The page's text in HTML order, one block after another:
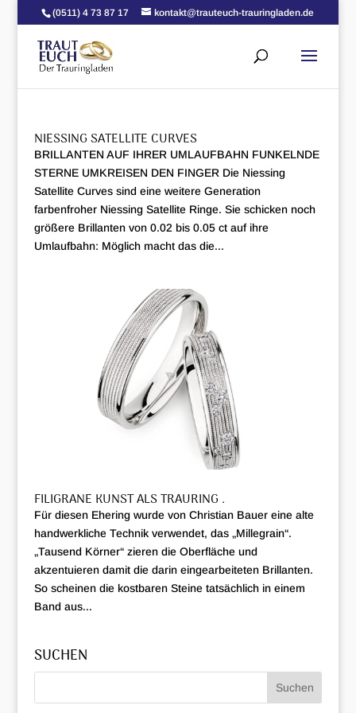
(0511) 4 73 87 17 kontakt@trauteuch-trauringladen.de
NIESSING SATELLITE CURVES
BRILLANTEN AUF IHRER UMLAUFBAHN FUNKELNDE
STERNE UMKREISEN DEN FINGER Die Niessing
Satellite Curves sind eine weitere Generation
farbenfroher Niessing Satellite Ringe. Sie schicken noch
größere Brillanten von 0.02 bis 0.05 ct auf ihre
Umlaufbahn: Möglich macht das die...
FILIGRANE KUNST ALS TRAURING .
Für diesen Ehering wurde von Christian Bauer eine alte
handwerkliche Technik verwendet, das „Millegrain“.
„Tausend Körner“ zieren die Oberfläche und
akzentuieren damit die darin eingearbeiteten Brillanten.
So scheinen die kostbaren Steine tatsächlich in einem
Band aus...
SUCHEN